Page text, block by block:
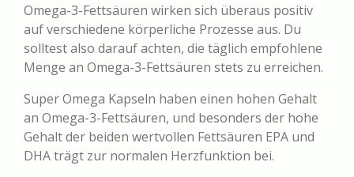
Omega-3-Fettsäuren wirken sich überaus positiv
auf verschiedene körperliche Prozesse aus. Du
solltest also darauf achten, die täglich empfohlene
Menge an Omega-3-Fettsäuren stets zu erreichen.
Super Omega Kapseln haben einen hohen Gehalt
an Omega-3-Fettsäuren, und besonders der hohe
Gehalt der beiden wertvollen Fettsäuren EPA und
DHA trägt zur normalen Herzfunktion bei.